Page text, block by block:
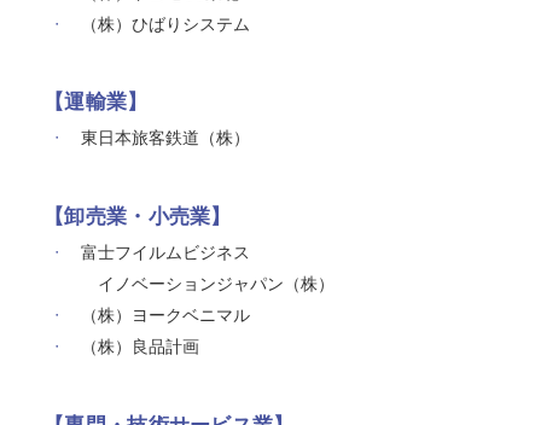
（株）ひばりシステム
【運輸業】
東日本旅客鉄道（株）
【卸売業・小売業】
富士フイルムビジネス
イノベーションジャパン（株）
（株）ヨークベニマル
（株）良品計画